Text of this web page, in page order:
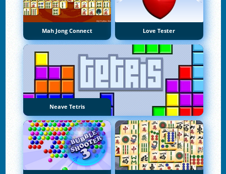
Mah Jong Connect Love Tester
Neave Tetris